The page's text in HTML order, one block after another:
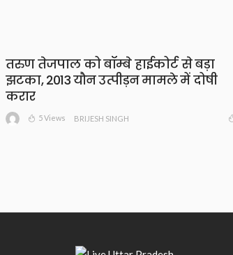
तरुण तेजपाल को बॉम्बे हाईकोर्ट से बड़ा
झटका, 2013 यौन उत्पीड़न मामले में दोषी
करार
5 Views BRIJESH SINGH